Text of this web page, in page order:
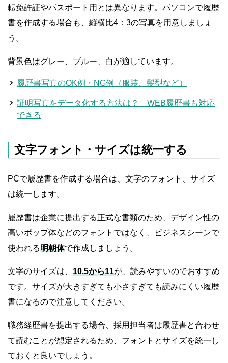
転免許証やパスポート用とは異なります。パソコンで履歴
書を作成する場合も、縦横比4：3の写真を用意しましょ
う。
背景色はグレー、ブルー、白が適しています。
履歴書写真のOK例・NG例（服装、髪型など）
証明写真をデータ化する方法は？ WEB履歴書も対応
できる
文字フォント・サイズは統一する
PCで履歴書を作成する場合は、文字のフォント、サイズ
は統一します。
履歴書は企業に提出する正式な書類のため、デザイン性の
高いポップ体などのフォントではなく、ビジネスシーンで
使われる明朝体で作成しましょう。
文字のサイズは、 10.5から11が、読みやすいのでおすすめ
です。サイズが大きすぎても小さすぎても読みにくい履歴
書になるので注意してください。
職務経歴書を提出する場合、採用担当者は履歴書と合わせ
て読むことが想定されるため、フォントとサイズを統一し
ておくと良いでしょう。